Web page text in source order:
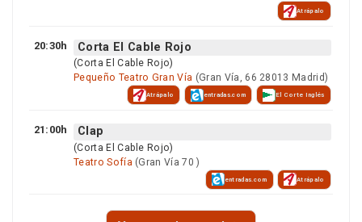
Atrápalo
20:30h Corta El Cable Rojo
(Corta El Cable Rojo)
Pequeño Teatro Gran Vía (Gran Vía, 66 28013 Madrid)
Atrápalo entradas.com El Corte Inglés
21:00h Clap
(Corta El Cable Rojo)
Teatro Sofía (Gran Vía 70 )
entradas.com Atrápalo